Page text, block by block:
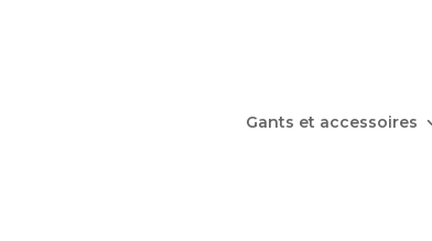
Gants et accessoires